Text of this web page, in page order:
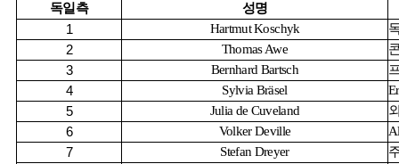
독일측
성명
1
Hartmut Koschyk
2
Thomas Awe
3
Bernhard Bartsch
4
Sylvia Bräsel
5
Julia de Cuveland
6
Volker Deville
7
Stefan Dreyer